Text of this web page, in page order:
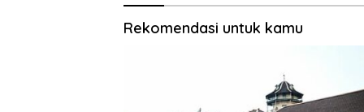
Rekomendasi untuk kamu